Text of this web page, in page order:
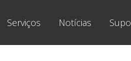
Serviços Notícias